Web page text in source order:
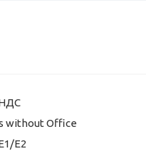
НДС
without Office
E2